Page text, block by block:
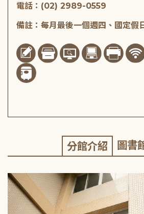
電話：(02) 2989-0559
備註：每月最後一個週四、國定假
分館介紹 圖書